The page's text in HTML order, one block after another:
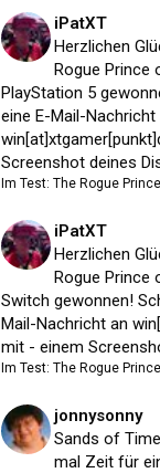
iPatXT
Herzlichen
Rogue Prince
PlayStation 5
eine E-Mail-Nachricht
Screenshot deines
Im Test: The Rogue
iPatXT
Herzlichen
Rogue Prince
Switch gewonnen!
Mail-Nachricht an
mit - einem
Im Test: The Rogue
jonnysonny
Sands of
mal Zeit für